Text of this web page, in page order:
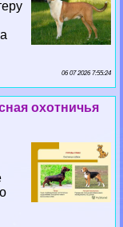
06 07 2026 7:55:24
охотничья